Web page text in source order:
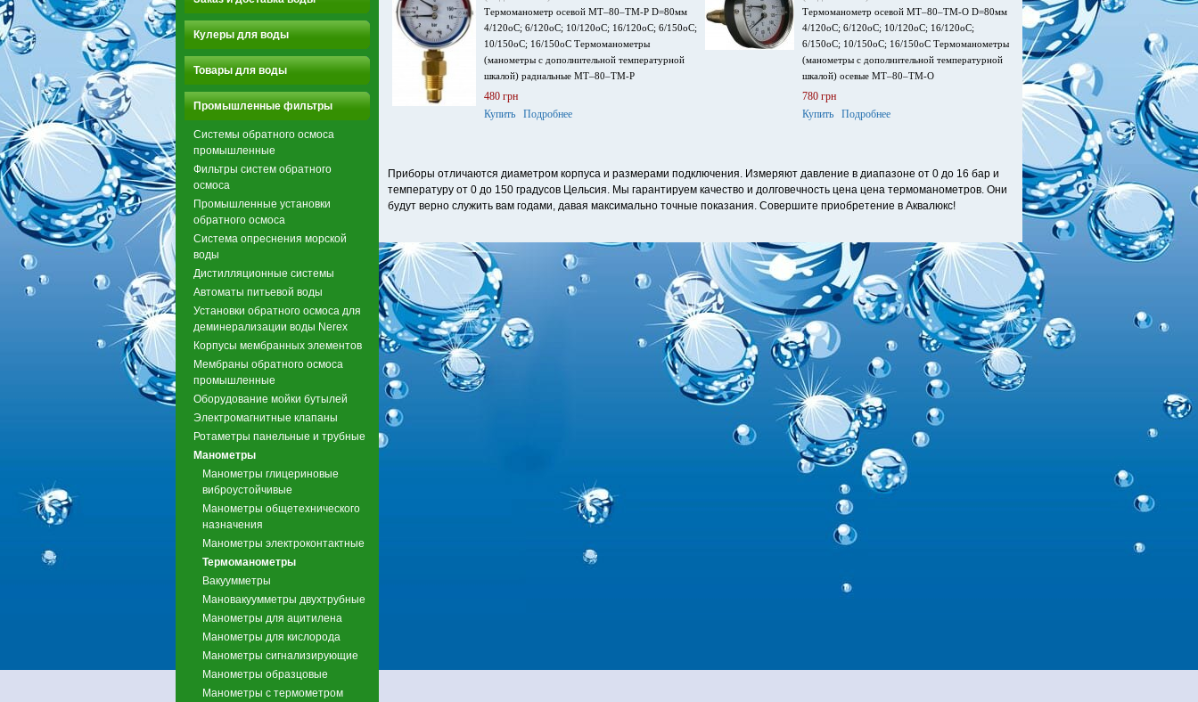
Кулеры для воды
Товары для воды
Промышленные фильтры
Системы обратного осмоса
промышленные
Фильтры систем обратного
осмоса
Промышленные установки
обратного осмоса
Система опреснения морской
воды
Дистилляционные системы
Автоматы питьевой воды
Установки обратного осмоса для
деминерализации воды Nerex
Корпусы мембранных элементов
Мембраны обратного осмоса
промышленные
Оборудование мойки бутылей
Электромагнитные клапаны
Ротаметры панельные и трубные
Манометры
Манометры глицериновые
виброустойчивые
Манометры общетехнического
назначения
Манометры электроконтактные
Термоманометры
Вакуумметры
Мановакуумметры двухтрубные
Манометры для ацитилена
Манометры для кислорода
Манометры сигнализирующие
Манометры образцовые
Манометры с термометром
Термоманометр осевой МТ–80–ТМ-Р D=80мм
4/120оС; 6/120оС; 10/120оС; 16/120оС; 6/150оС;
10/150оС; 16/150оС Термоманометры
(манометры с дополнительной температурной
шкалой) радиальные МТ–80–ТМ-Р
480 грн
Купить
Подробнее
Термоманометр осевой МТ–80–ТМ-О D=80мм
4/120оС; 6/120оС; 10/120оС; 16/120оС;
6/150оС; 10/150оС; 16/150оС Термоманометры
(манометры с дополнительной температурной
шкалой) осевые МТ–80–ТМ-О
780 грн
Купить
Подробнее
Приборы отличаются диаметром корпуса и размерами подключения. Измеряют давление в диапазоне от 0 до 16 бар и
температуру от 0 до 150 градусов Цельсия. Мы гарантируем качество и долговечность цена цена термоманометров. Они
будут верно служить вам годами, давая максимально точные показания. Совершите приобретение в Аквалюкс!